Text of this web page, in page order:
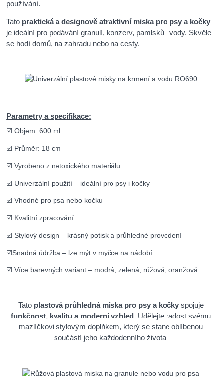
používání.
Tato praktická a designově atraktivní miska pro psy a kočky
je ideální pro podávání granulí, konzerv, pamlsků i vody. Skvěle
se hodí domů, na zahradu nebo na cesty.
Parametry a specifikace:
☑️ Objem: 600 ml
☑️ Průměr: 18 cm
☑️ Vyrobeno z netoxického materiálu
☑️ Univerzální použití – ideální pro psy i kočky
☑️ Vhodné pro psa nebo kočku
☑️ Kvalitní zpracování
☑️ Stylový design – krásný potisk a průhledné provedení
☑️Snadná údržba – lze mýt v myčce na nádobí
☑️ Více barevných variant – modrá, zelená, růžová, oranžová
Tato plastová průhledná miska pro psy a kočkyspojuje
funkčnost, kvalitu a moderní vzhled. Udělejte radost svému
mazlíčkovi stylovým doplňkem, který se stane oblíbenou
součástí jeho každodenního života.